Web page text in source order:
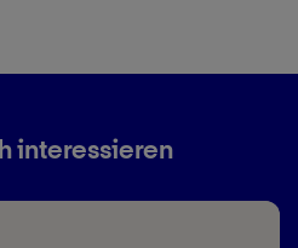
interessieren